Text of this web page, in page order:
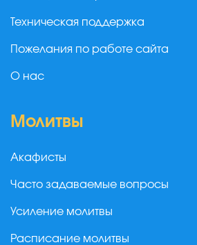
Техническая поддержка
Пожелания по работе сайта
О нас
Молитвы
Акафисты
Часто задаваемые вопросы
Усиление молитвы
Расписание молитвы